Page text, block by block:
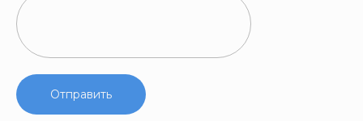
Отправить